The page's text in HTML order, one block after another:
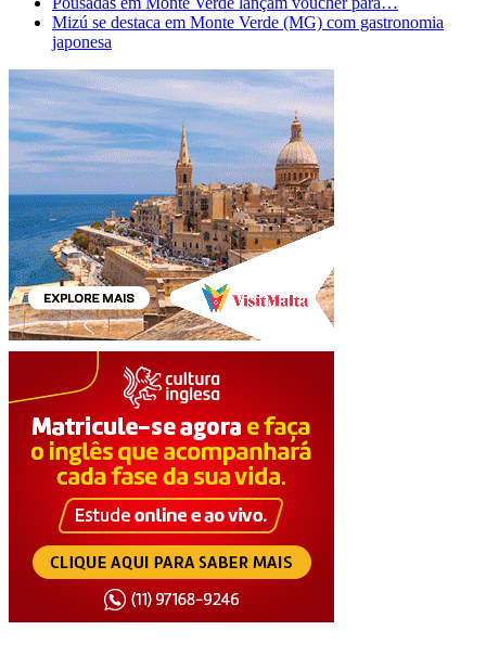
Mizú se destaca em Monte Verde (MG) com gastronomia
japonesa